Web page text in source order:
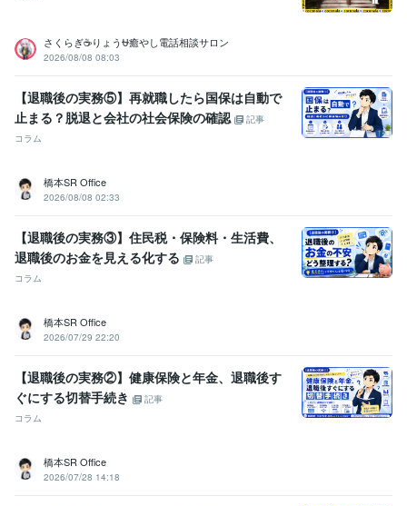
さくらぎ☕りょう⛎癒やし電話相談サロン
2026/08/08 08:03
【退職後の実務⑤】再就職したら国保は自動で
止まる？脱退と会社の社会保険の確認
記事
コラム
橋本SR Office
2026/08/08 02:33
【退職後の実務③】住民税・保険料・生活費、
退職後のお金を見える化する
記事
コラム
橋本SR Office
2026/07/29 22:20
【退職後の実務②】健康保険と年金、退職後す
ぐにする切替手続き
記事
コラム
橋本SR Office
2026/07/28 14:18